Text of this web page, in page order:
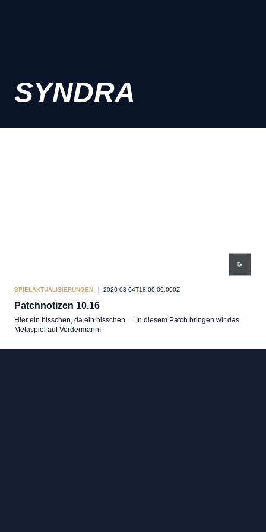
SYNDRA
SPIELAKTUALISIERUNGEN 2020-08-04T18:00:00.000Z
Patchnotizen 10.16
Hier ein bisschen, da ein bisschen … In diesem Patch bringen wir das
Metaspiel auf Vordermann!